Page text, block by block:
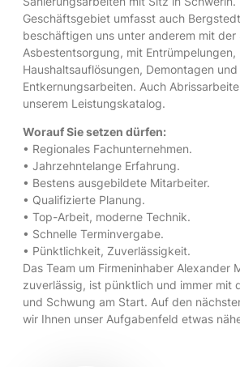
Geschäftsgebiet umfasst auch
beschäftigen uns unter anderem mit
Asbestentsorgung, mit Entrümpelungen,
Haushaltsauflösungen, Demontagen und
Entkernungsarbeiten. Auch
unserem Leistungskatalog.
Worauf Sie setzen dürfen:
• Regionales Fachunternehmen.
• Jahrzehntelange Erfahrung.
• Bestens ausgebildete Mitarbeiter.
• Qualifizierte Planung.
• Top-Arbeit, moderne Technik.
• Schnelle Terminvergabe.
• Pünktlichkeit, Zuverlässigkeit.
Das Team um Firmeninhaber Alexander
zuverlässig, ist pünktlich und immer mit
und Schwung am Start. Auf den
wir Ihnen unser Aufgabenfeld etwas